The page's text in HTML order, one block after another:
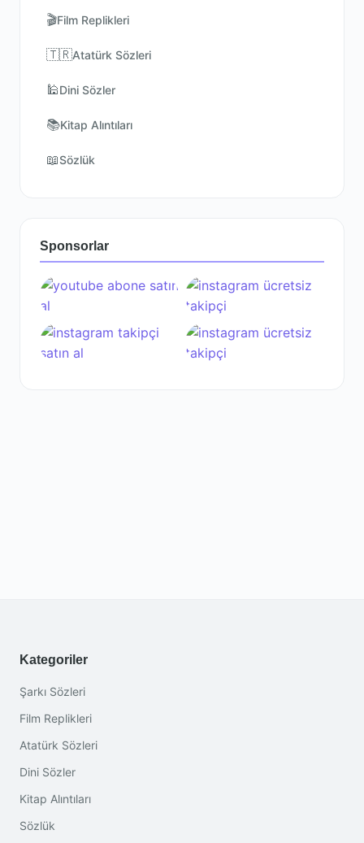
🎬Film Replikleri
🇹🇷Atatürk Sözleri
🕌Dini Sözler
📚Kitap Alıntıları
📖Sözlük
Sponsorlar
Kategoriler
Şarkı Sözleri
Film Replikleri
Atatürk Sözleri
Dini Sözler
Kitap Alıntıları
Sözlük